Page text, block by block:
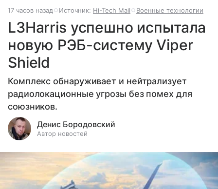
17 часов назад Источник: Hi-Tech Mail Военные технологии
L3Harris успешно испытала
новую РЭБ-систему Viper
Shield
Комплекс обнаруживает и нейтрализует
радиолокационные угрозы без помех для
союзников.
Денис Бородовский
Автор новостей